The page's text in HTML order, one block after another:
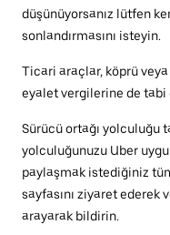
düşünüyorsanız lütfen
sonlandırmasını isteyin.
Ticari araçlar, köprü
eyalet vergilerine de tabi
Sürücü ortağı yolculuğu
yolculuğunuzu Uber
paylaşmak istediğiniz
sayfasını ziyaret ederek
arayarak bildirin.